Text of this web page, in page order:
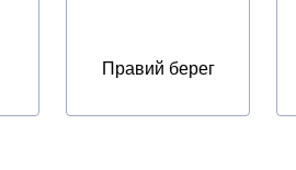
Правий берег